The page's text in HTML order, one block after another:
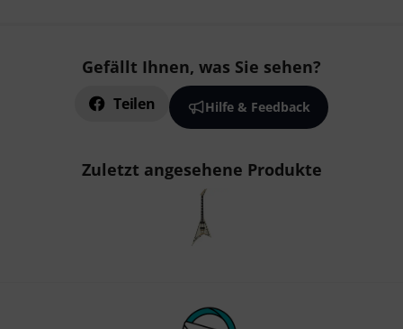
Gefällt Ihnen, was Sie sehen?
Teilen Hilfe & Feedback
Zuletzt angesehene Produkte